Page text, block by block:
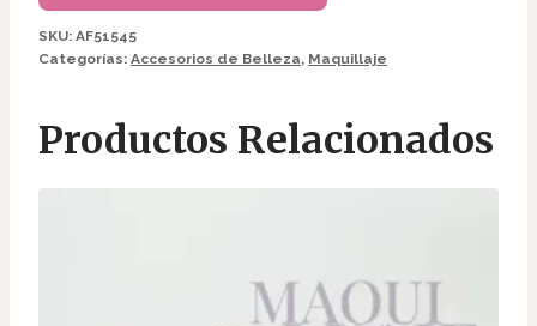
AF51545
cantidad
SKU: AF51545
Categorías: Accesorios de Belleza, Maquillaje
Productos Relacionados